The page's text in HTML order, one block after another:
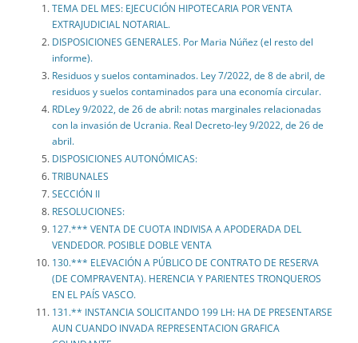
TEMA DEL MES: EJECUCIÓN HIPOTECARIA POR VENTA
EXTRAJUDICIAL NOTARIAL.
DISPOSICIONES GENERALES. Por Maria Núñez (el resto del
informe).
Residuos y suelos contaminados. Ley 7/2022, de 8 de abril, de
residuos y suelos contaminados para una economía circular.
RDLey 9/2022, de 26 de abril: notas marginales relacionadas
con la invasión de Ucrania. Real Decreto-ley 9/2022, de 26 de
abril.
DISPOSICIONES AUTONÓMICAS:
TRIBUNALES
SECCIÓN II
RESOLUCIONES:
127.*** VENTA DE CUOTA INDIVISA A APODERADA DEL
VENDEDOR. POSIBLE DOBLE VENTA
130.*** ELEVACIÓN A PÚBLICO DE CONTRATO DE RESERVA
(DE COMPRAVENTA). HERENCIA Y PARIENTES TRONQUEROS
EN EL PAÍS VASCO.
131.** INSTANCIA SOLICITANDO 199 LH: HA DE PRESENTARSE
AUN CUANDO INVADA REPRESENTACION GRAFICA